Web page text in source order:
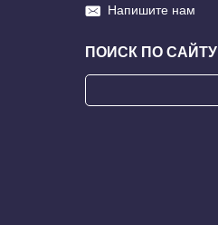
Напишите нам
ПОИСК ПО САЙТУ